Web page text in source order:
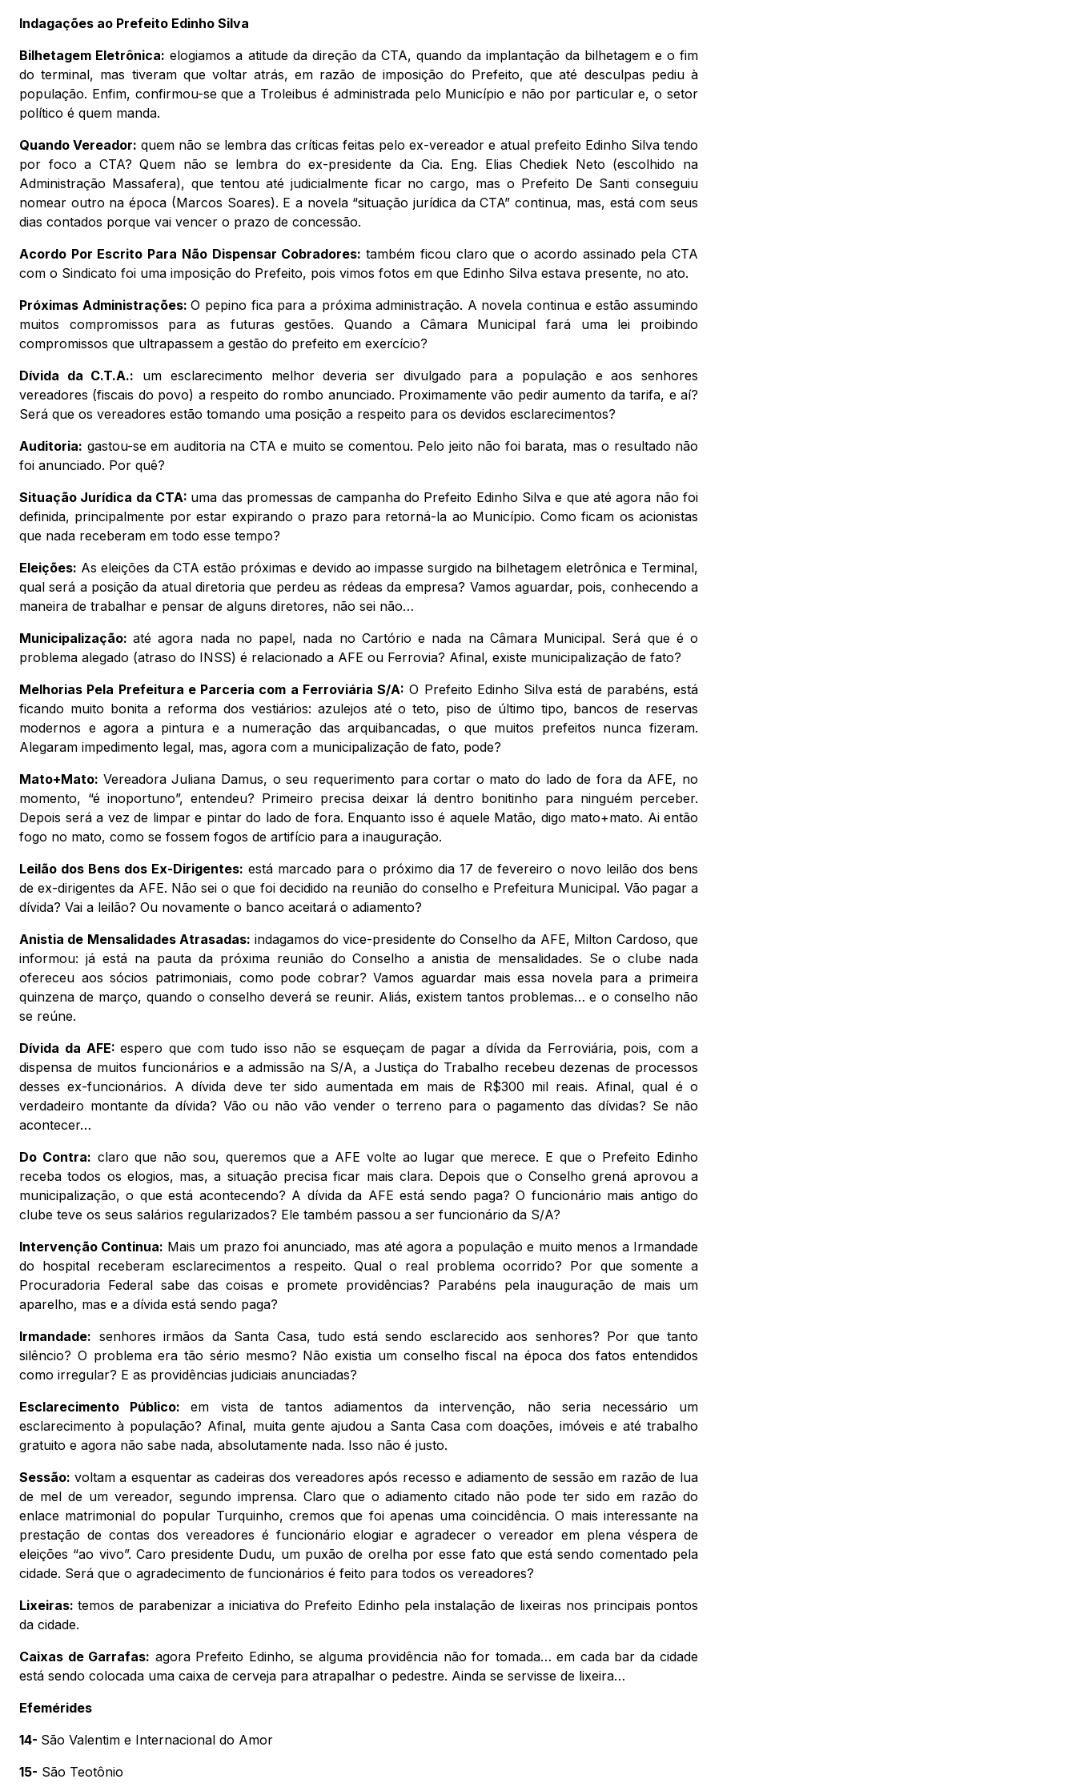
Indagações ao Prefeito Edinho Silva
Bilhetagem Eletrônica: elogiamos a atitude da direção da CTA, quando da implantação da bilhetagem e o fim
do terminal, mas tiveram que voltar atrás, em razão de imposição do Prefeito, que até desculpas pediu à
população. Enfim, confirmou-se que a Troleibus é administrada pelo Município e não por particular e, o setor
político é quem manda.
Quando Vereador: quem não se lembra das críticas feitas pelo ex-vereador e atual prefeito Edinho Silva tendo
por foco a CTA? Quem não se lembra do ex-presidente da Cia. Eng. Elias Chediek Neto (escolhido na
Administração Massafera), que tentou até judicialmente ficar no cargo, mas o Prefeito De Santi conseguiu
nomear outro na época (Marcos Soares). E a novela “situação jurídica da CTA” continua, mas, está com seus
dias contados porque vai vencer o prazo de concessão.
Acordo Por Escrito Para Não Dispensar Cobradores:também ficou claro que o acordo assinado pela CTA
com o Sindicato foi uma imposição do Prefeito, pois vimos fotos em que Edinho Silva estava presente, no ato.
Próximas Administrações:O pepino fica para a próxima administração. A novela continua e estão assumindo
muitos compromissos para as futuras gestões. Quando a Câmara Municipal fará uma lei proibindo
compromissos que ultrapassem a gestão do prefeito em exercício?
Dívida da C.T.A.: um esclarecimento melhor deveria ser divulgado para a população e aos senhores
vereadores (fiscais do povo) a respeito do rombo anunciado. Proximamente vão pedir aumento da tarifa, e aí?
Será que os vereadores estão tomando uma posição a respeito para os devidos esclarecimentos?
Auditoria: gastou-se em auditoria na CTA e muito se comentou. Pelo jeito não foi barata, mas o resultado não
foi anunciado. Por quê?
Situação Jurídica da CTA: uma das promessas de campanha do Prefeito Edinho Silva e que até agora não foi
definida, principalmente por estar expirando o prazo para retorná-la ao Município. Como ficam os acionistas
que nada receberam em todo esse tempo?
Eleições: As eleições da CTA estão próximas e devido ao impasse surgido na bilhetagem eletrônica e Terminal,
qual será a posição da atual diretoria que perdeu as rédeas da empresa? Vamos aguardar, pois, conhecendo a
maneira de trabalhar e pensar de alguns diretores, não sei não…
Municipalização:até agora nada no papel, nada no Cartório e nada na Câmara Municipal. Será que é o
problema alegado (atraso do INSS) é relacionado a AFE ou Ferrovia? Afinal, existe municipalização de fato?
Melhorias Pela Prefeitura e Parceria com a Ferroviária S/A: O Prefeito Edinho Silva está de parabéns, está
ficando muito bonita a reforma dos vestiários: azulejos até o teto, piso de último tipo, bancos de reservas
modernos e agora a pintura e a numeração das arquibancadas, o que muitos prefeitos nunca fizeram.
Alegaram impedimento legal, mas, agora com a municipalização de fato, pode?
Mato+Mato: Vereadora Juliana Damus, o seu requerimento para cortar o mato do lado de fora da AFE, no
momento, “é inoportuno”, entendeu? Primeiro precisa deixar lá dentro bonitinho para ninguém perceber.
Depois será a vez de limpar e pintar do lado de fora. Enquanto isso é aquele Matão, digo mato+mato. Ai então
fogo no mato, como se fossem fogos de artifício para a inauguração.
Leilão dos Bens dos Ex-Dirigentes: está marcado para o próximo dia 17 de fevereiro o novo leilão dos bens
de ex-dirigentes da AFE. Não sei o que foi decidido na reunião do conselho e Prefeitura Municipal. Vão pagar a
dívida? Vai a leilão? Ou novamente o banco aceitará o adiamento?
Anistia de Mensalidades Atrasadas: indagamos do vice-presidente do Conselho da AFE, Milton Cardoso, que
informou: já está na pauta da próxima reunião do Conselho a anistia de mensalidades. Se o clube nada
ofereceu aos sócios patrimoniais, como pode cobrar? Vamos aguardar mais essa novela para a primeira
quinzena de março, quando o conselho deverá se reunir. Aliás, existem tantos problemas… e o conselho não
se reúne.
Dívida da AFE:espero que com tudo isso não se esqueçam de pagar a dívida da Ferroviária, pois, com a
dispensa de muitos funcionários e a admissão na S/A, a Justiça do Trabalho recebeu dezenas de processos
desses ex-funcionários. A dívida deve ter sido aumentada em mais de R$300 mil reais. Afinal, qual é o
verdadeiro montante da dívida? Vão ou não vão vender o terreno para o pagamento das dívidas? Se não
acontecer…
Do Contra: claro que não sou, queremos que a AFE volte ao lugar que merece. E que o Prefeito Edinho
receba todos os elogios, mas, a situação precisa ficar mais clara. Depois que o Conselho grená aprovou a
municipalização, o que está acontecendo? A dívida da AFE está sendo paga? O funcionário mais antigo do
clube teve os seus salários regularizados? Ele também passou a ser funcionário da S/A?
Intervenção Continua: Mais um prazo foi anunciado, mas até agora a população e muito menos a Irmandade
do hospital receberam esclarecimentos a respeito. Qual o real problema ocorrido? Por que somente a
Procuradoria Federal sabe das coisas e promete providências? Parabéns pela inauguração de mais um
aparelho, mas e a dívida está sendo paga?
Irmandade: senhores irmãos da Santa Casa, tudo está sendo esclarecido aos senhores? Por que tanto
silêncio? O problema era tão sério mesmo? Não existia um conselho fiscal na época dos fatos entendidos
como irregular? E as providências judiciais anunciadas?
Esclarecimento Público:em vista de tantos adiamentos da intervenção, não seria necessário um
esclarecimento à população? Afinal, muita gente ajudou a Santa Casa com doações, imóveis e até trabalho
gratuito e agora não sabe nada, absolutamente nada. Isso não é justo.
Sessão: voltam a esquentar as cadeiras dos vereadores após recesso e adiamento de sessão em razão de lua
de mel de um vereador, segundo imprensa. Claro que o adiamento citado não pode ter sido em razão do
enlace matrimonial do popular Turquinho, cremos que foi apenas uma coincidência. O mais interessante na
prestação de contas dos vereadores é funcionário elogiar e agradecer o vereador em plena véspera de
eleições “ao vivo”. Caro presidente Dudu, um puxão de orelha por esse fato que está sendo comentado pela
cidade. Será que o agradecimento de funcionários é feito para todos os vereadores?
Lixeiras:temos de parabenizar a iniciativa do Prefeito Edinho pela instalação de lixeiras nos principais pontos
da cidade.
Caixas de Garrafas: agora Prefeito Edinho, se alguma providência não for tomada… em cada bar da cidade
está sendo colocada uma caixa de cerveja para atrapalhar o pedestre. Ainda se servisse de lixeira…
Efemérides
14- São Valentim e Internacional do Amor
15- São Teotônio